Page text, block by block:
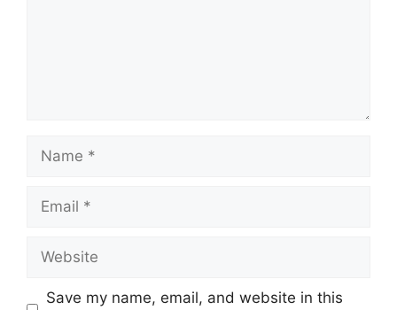
Name
Email
Website
Save my name, email, and website in this